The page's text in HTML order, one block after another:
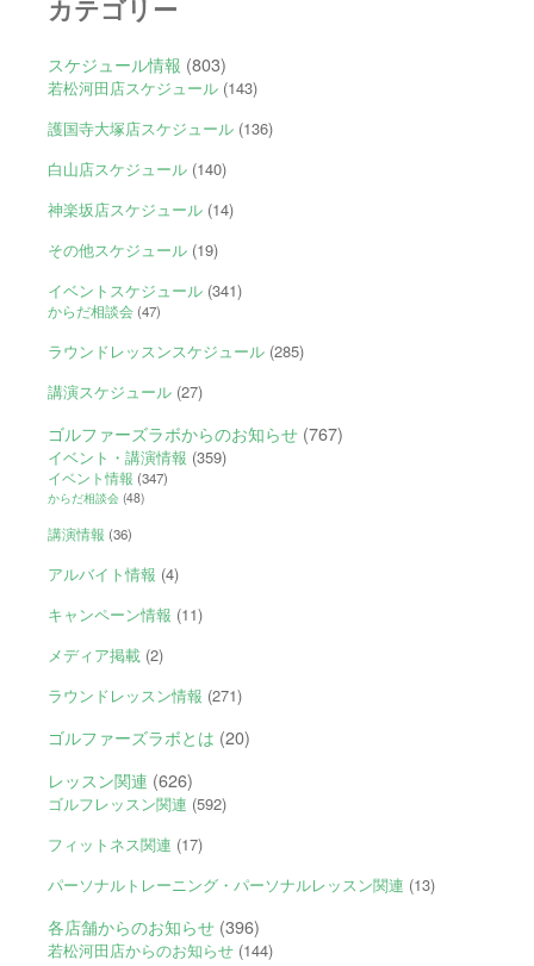
カテゴリー
スケジュール情報 (803)
若松河田店スケジュール(143)
護国寺大塚店スケジュール(136)
白山店スケジュール(140)
神楽坂店スケジュール(14)
その他スケジュール(19)
イベントスケジュール(341)
からだ相談会(47)
ラウンドレッスンスケジュール(285)
講演スケジュール(27)
ゴルファーズラボからのお知らせ(767)
イベント・講演情報 (359)
イベント情報 (347)
からだ相談会(48)
講演情報 (36)
アルバイト情報 (4)
キャンペーン情報 (11)
メディア掲載(2)
ラウンドレッスン情報 (271)
ゴルファーズラボとは (20)
レッスン関連 (626)
ゴルフレッスン関連 (592)
フィットネス関連 (17)
パーソナルトレーニング・パーソナルレッスン関連 (13)
各店舗からのお知らせ(396)
若松河田店からのお知らせ(144)